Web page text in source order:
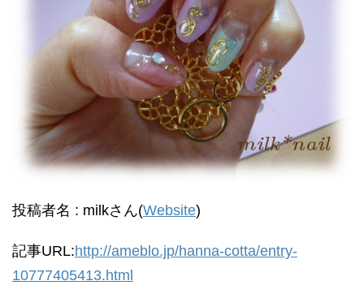
投稿者名 : milkさん(Website)
記事URL:http://ameblo.jp/hanna-cotta/entry-
10777405413.html